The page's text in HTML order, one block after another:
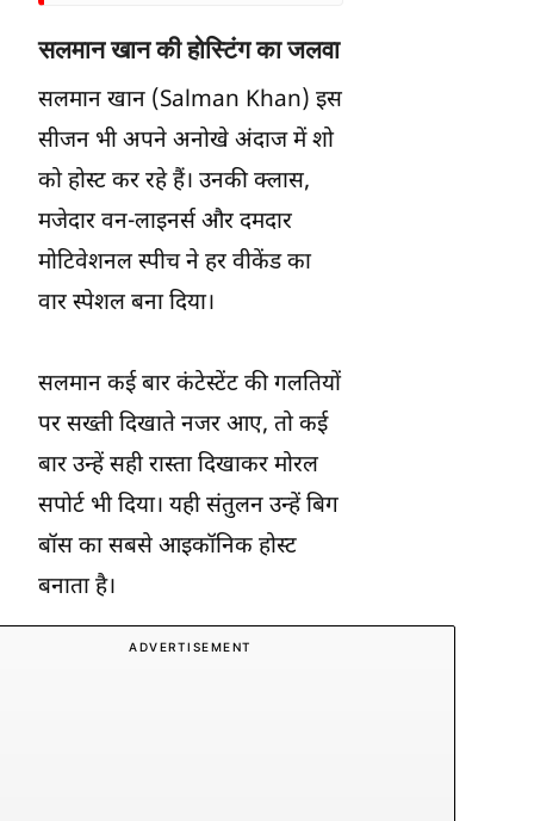
सलमान खान की होस्टिंग का जलवा
सलमान खान (Salman Khan) इस
सीजन भी अपने अनोखे अंदाज में शो
को होस्ट कर रहे हैं। उनकी क्लास,
मजेदार वन-लाइनर्स और दमदार
मोटिवेशनल स्पीच ने हर वीकेंड का
वार स्पेशल बना दिया।
सलमान कई बार कंटेस्टेंट की गलतियों
पर सख्ती दिखाते नजर आए, तो कई
बार उन्हें सही रास्ता दिखाकर मोरल
सपोर्ट भी दिया। यही संतुलन उन्हें बिग
बॉस का सबसे आइकॉनिक होस्ट
बनाता है।
ADVERTISEMENT